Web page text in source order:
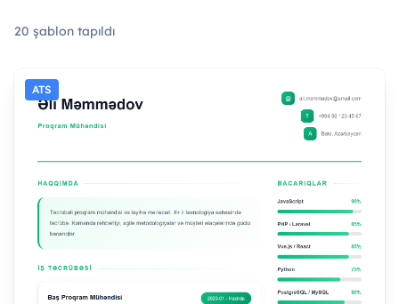
20 şablon tapıldı
ATS